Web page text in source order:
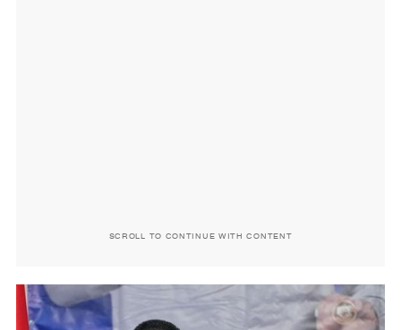
SCROLL TO CONTINUE WITH CONTENT